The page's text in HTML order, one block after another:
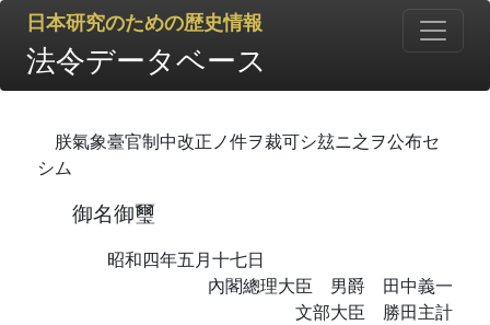
日本研究のための歴史情報
法令データベース
朕氣象臺官制中改正ノ件ヲ裁可シ玆ニ之ヲ公布セ
シム
御名御璽
昭和四年五月十七日
內閣總理大臣 男爵 田中義一
文部大臣 勝田主計